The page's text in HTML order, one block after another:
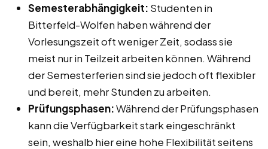
Semesterabhängigkeit: Studenten in
Bitterfeld-Wolfen haben während der
Vorlesungszeit oft weniger Zeit, sodass sie
meist nur in Teilzeit arbeiten können. Während
der Semesterferien sind sie jedoch oft flexibler
und bereit, mehr Stunden zu arbeiten.
Prüfungsphasen:Während der Prüfungsphasen
kann die Verfügbarkeit stark eingeschränkt
sein, weshalb hier eine hohe Flexibilität seitens